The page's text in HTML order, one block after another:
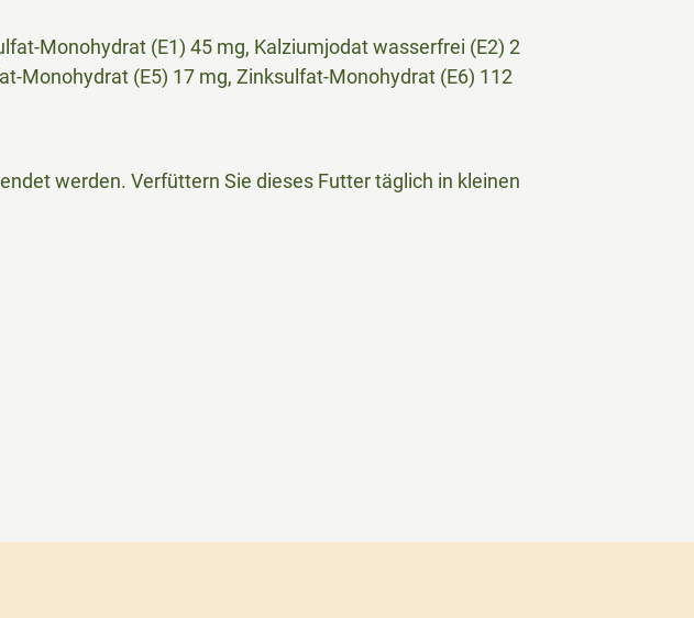
Monohydrat (E1) 45 mg, Kalziumjodat wasserfrei (E2) 2
Monohydrat (E5) 17 mg, Zinksulfat-Monohydrat (E6) 112
werden. Verfüttern Sie dieses Futter täglich in kleinen